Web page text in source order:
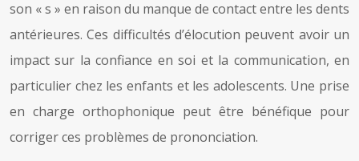
son « s » en raison du manque de contact entre les dents
antérieures. Ces difficultés d’élocution peuvent avoir un
impact sur la confiance en soi et la communication, en
particulier chez les enfants et les adolescents. Une prise
en charge orthophonique peut être bénéfique pour
corriger ces problèmes de prononciation.